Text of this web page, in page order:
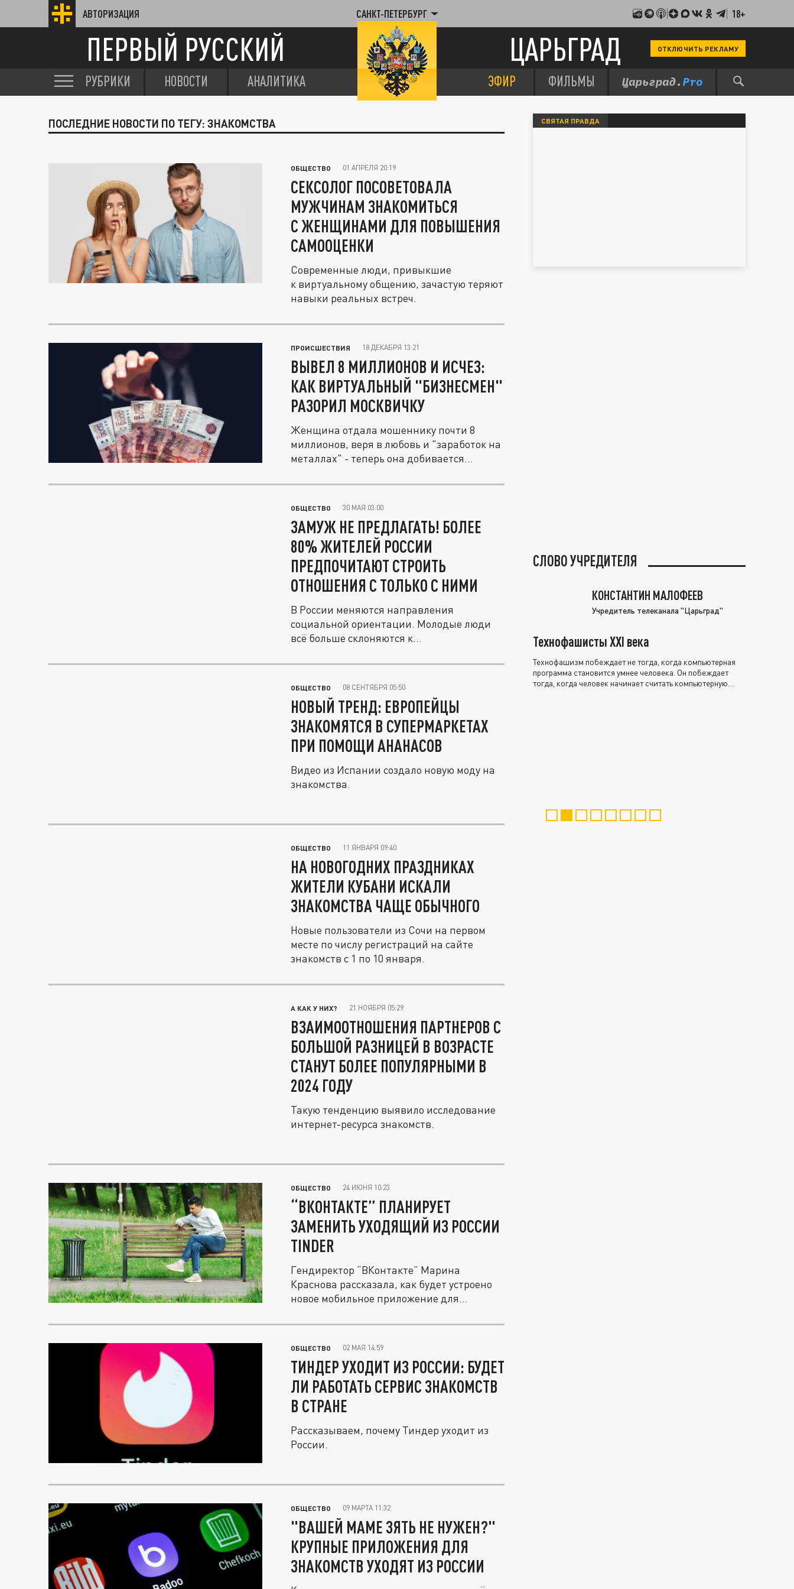
АВТОРИЗАЦИЯ САНКТ-ПЕТЕРБУРГ 18+
ПЕРВЫЙ РУССКИЙ ЦАРЬГРАД ОТКЛЮЧИТЬ РЕКЛАМУ
РУБРИКИ НОВОСТИ АНАЛИТИКА ЭФИР ФИЛЬМЫ
ПОСЛЕДНИЕ НОВОСТИ ПО ТЕГУ: ЗНАКОМСТВА
ОБЩЕСТВО 01 АПРЕЛЯ 20:19
СЕКСОЛОГ ПОСОВЕТОВАЛА
МУЖЧИНАМ ЗНАКОМИТЬСЯ
С ЖЕНЩИНАМИ ДЛЯ ПОВЫШЕНИЯ
САМООЦЕНКИ
Современные люди, привыкшие
к виртуальному общению, зачастую теряют
навыки реальных встреч.
ПРОИСШЕСТВИЯ 18 ДЕКАБРЯ 13:21
ВЫВЕЛ 8 МИЛЛИОНОВ И ИСЧЕЗ:
КАК ВИРТУАЛЬНЫЙ "БИЗНЕСМЕН"
РАЗОРИЛ МОСКВИЧКУ
Женщина отдала мошеннику почти 8
миллионов, веря в любовь и "заработок на
металлах" - теперь она добивается...
ОБЩЕСТВО 30 МАЯ 03:00
ЗАМУЖ НЕ ПРЕДЛАГАТЬ! БОЛЕЕ
80% ЖИТЕЛЕЙ РОССИИ
ПРЕДПОЧИТАЮТ СТРОИТЬ
ОТНОШЕНИЯ С ТОЛЬКО С НИМИ
В России меняются направления
социальной ориентации. Молодые люди
всё больше склоняются к
ОБЩЕСТВО 08 СЕНТЯБРЯ 05:50
НОВЫЙ ТРЕНД: ЕВРОПЕЙЦЫ
ЗНАКОМЯТСЯ В СУПЕРМАРКЕТАХ
ПРИ ПОМОЩИ АНАНАСОВ
Видео из Испании создало новую моду на
знакомства.
ОБЩЕСТВО 11 ЯНВАРЯ 09:40
НА НОВОГОДНИХ ПРАЗДНИКАХ
ЖИТЕЛИ КУБАНИ ИСКАЛИ
ЗНАКОМСТВА ЧАЩЕ ОБЫЧНОГО
Новые пользователи из Сочи на первом
месте по числу регистраций на сайте
знакомств с 1 по 10 января.
А КАК У НИХ? 21 НОЯБРЯ 05:29
ВЗАИМООТНОШЕНИЯ ПАРТНЕРОВ С
БОЛЬШОЙ РАЗНИЦЕЙ В ВОЗРАСТЕ
СТАНУТ БОЛЕЕ ПОПУЛЯРНЫМИ В
2024 ГОДУ
Такую тенденцию выявило исследование
интернет-ресурса знакомств.
ОБЩЕСТВО 24 ИЮНЯ 10:23
“ВКОНТАКТЕ” ПЛАНИРУЕТ
ЗАМЕНИТЬ УХОДЯЩИЙ ИЗ РОССИИ
TINDER
Гендиректор “ВКонтакте” Марина
Краснова рассказала, как будет устроено
новое мобильное приложение для...
ОБЩЕСТВО 02 МАЯ 14:59
ТИНДЕР УХОДИТ ИЗ РОССИИ: БУДЕТ
ЛИ РАБОТАТЬ СЕРВИС ЗНАКОМСТВ
В СТРАНЕ
Рассказываем, почему Тиндер уходит из
России.
ОБЩЕСТВО 09 МАРТА 11:32
"ВАШЕЙ МАМЕ ЗЯТЬ НЕ НУЖЕН?"
КРУПНЫЕ ПРИЛОЖЕНИЯ ДЛЯ
ЗНАКОМСТВ УХОДЯТ ИЗ РОССИИ
СВЯТАЯ ПРАВДА
СЛОВО УЧРЕДИТЕЛЯ
КОНСТАНТИН МАЛОФЕЕВ
Учредитель телеканала "Царьград"
Технофашисты XXI века
Технофашизм побеждает не тогда, когда компьютерная
программа становится умнее человека. Он побеждает
тогда, когда человек начинает считать компьютерную